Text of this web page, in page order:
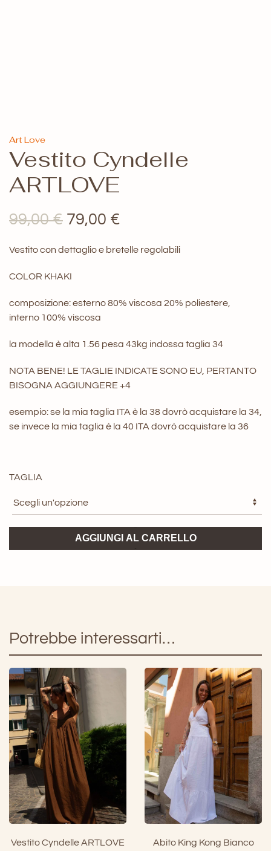
Art Love
Vestito Cyndelle
ARTLOVE
99,00€ Il
era:
99,00 €.
79,00 €
79,00 €.
Vestito con dettaglio e bretelle regolabili
COLOR KHAKI
composizione: esterno 80% viscosa 20% poliestere,
interno 100% viscosa
la modella è alta 1.56 pesa 43kg indossa taglia 34
NOTA BENE! LE TAGLIE INDICATE SONO EU, PERTANTO
BISOGNA AGGIUNGERE +4
esempio: se la mia taglia ITA è la 38 dovrò acquistare la 34,
se invece la mia taglia è la 40 ITA dovrò acquistare la 36
TAGLIA
Cyndelle
AGGIUNGI AL CARRELLO
Potrebbe interessarti…
Vestito Cyndelle ARTLOVE Abito King Kong Bianco